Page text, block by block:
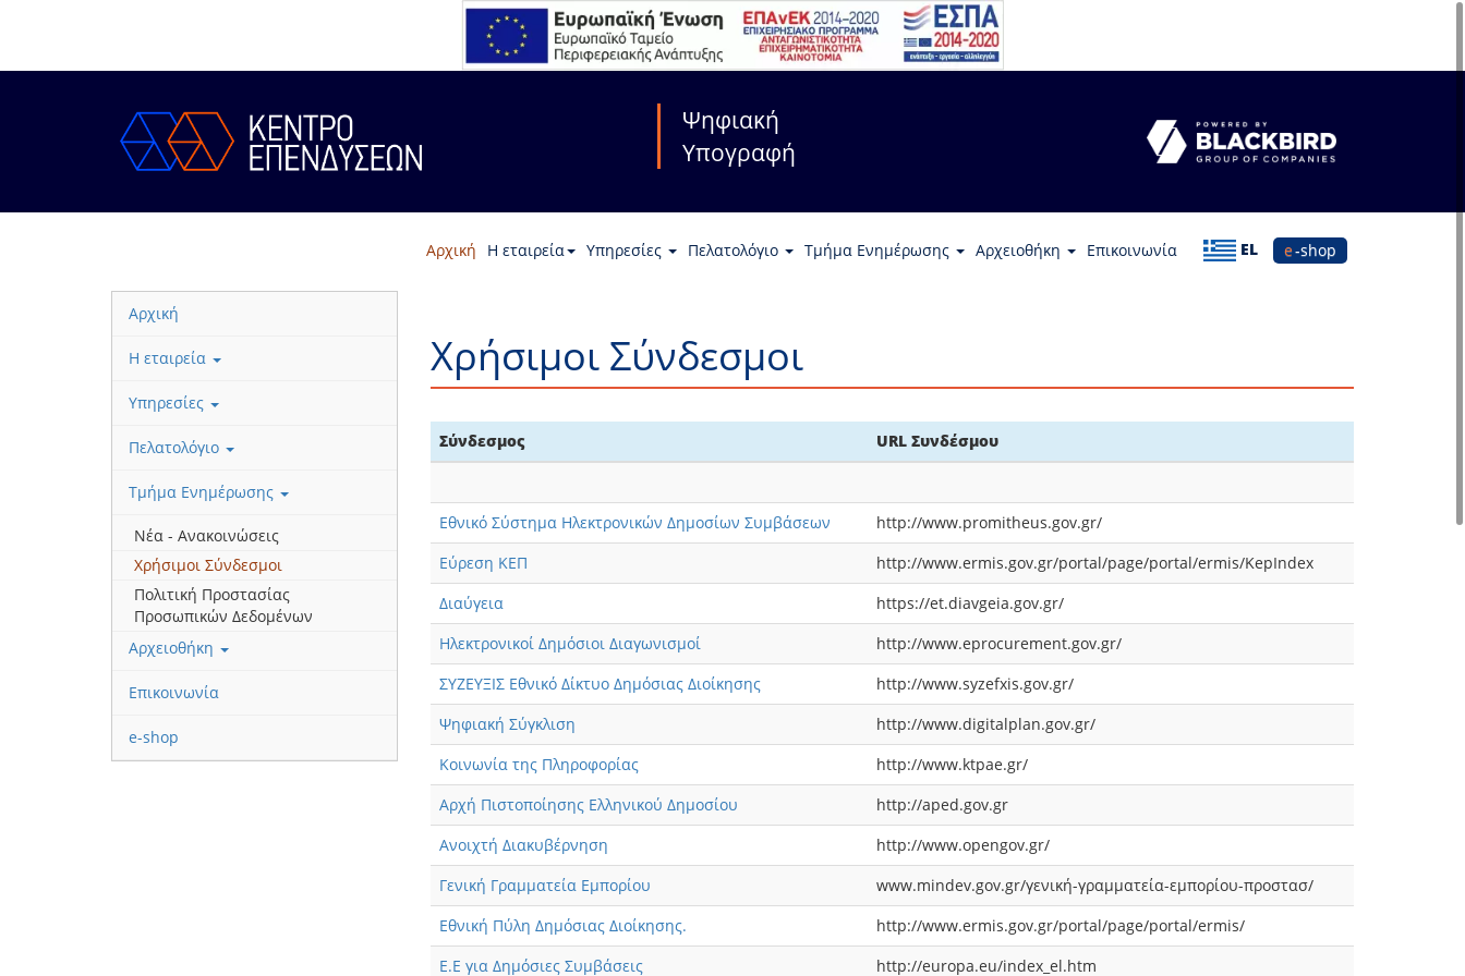
Ψηφιακή
Υπογραφή
Αρχική Η εταιρεία Υπηρεσίες Πελατολόγιο Τμήμα Ενημέρωσης Αρχειοθήκη Επικοινωνία EL e-shop
Αρχική
Η εταιρεία
Υπηρεσίες
Πελατολόγιο
Τμήμα Ενημέρωσης
Νέα - Ανακοινώσεις
Χρήσιμοι Σύνδεσμοι
Πολιτική Προστασίας
Προσωπικών Δεδομένων
Αρχειοθήκη
Επικοινωνία
e-shop
Χρήσιμοι Σύνδεσμοι
Σύνδεσμος URL Συνδέσμου
Eθνικό Σύστημα Ηλεκτρονικών Δημοσίων Συμβάσεων
http://www.promitheus.gov.gr/
Εύρεση ΚΕΠ
http://www.ermis.gov.gr/portal/page/portal/ermis/KepIndex
Διαύγεια
https://et.diavgeia.gov.gr/
Ηλεκτρονικοί Δημόσιοι Διαγωνισμοί
http://www.eprocurement.gov.gr/
ΣΥΖΕΥΞΙΣ Εθνικό Δίκτυο Δημόσιας Διοίκησης
http://www.syzefxis.gov.gr/
Ψηφιακή Σύγκλιση
http://www.digitalplan.gov.gr/
Κοινωνία της Πληροφορίας
http://www.ktpae.gr/
Aρχή Πιστοποίησης Ελληνικού Δημοσίου
http://aped.gov.gr
Ανοιχτή Διακυβέρνηση
http://www.opengov.gr/
Γενική Γραμματεία Εμπορίου
www.mindev.gov.gr/γενική-γραμματεία-εμπορίου-προστασ/
Εθνική Πύλη Δημόσιας Διοίκησης.
http://www.ermis.gov.gr/portal/page/portal/ermis/
Ε.Ε για Δημόσιες Συμβάσεις
http://europa.eu/index_el.htm